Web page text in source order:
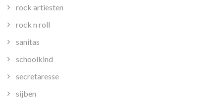
rock artiesten
rock n roll
sanitas
schoolkind
secretaresse
sijben